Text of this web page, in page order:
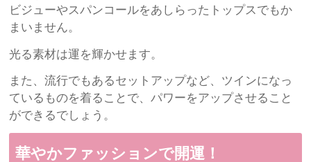
ビジューやスパンコールをあしらったトップスでもか
まいません。
光る素材は運を輝かせます。
また、流行でもあるセットアップなど、ツインになっ
ているものを着ることで、パワーをアップさせること
ができるでしょう。
華やかファッションで開運！